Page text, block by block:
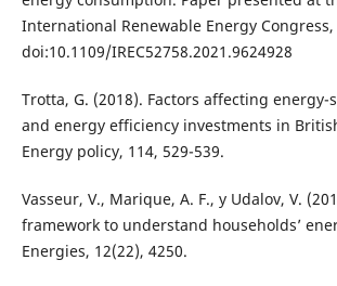
International Renewable Energy Congress,
doi:10.1109/IREC52758.2021.9624928
Trotta, G. (2018). Factors affecting energy-
and energy efficiency investments in
Energy policy, 114, 529-539.
Vasseur, V., Marique, A. F., y Udalov, V.
framework to understand households’
Energies, 12(22), 4250.